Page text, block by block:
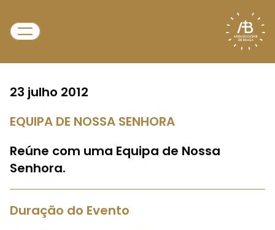
23 julho 2012
EQUIPA DE NOSSA SENHORA
Reúne com uma Equipa de Nossa
Senhora.
Duração do Evento